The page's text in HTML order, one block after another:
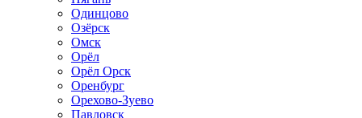
Одинцово
Озёрск
Омск
Орёл
Орёл Орск
Оренбург
Орехово-Зуево
Павловск